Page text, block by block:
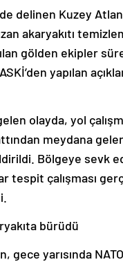
delinen Kuzey
akaryakıtı
gölden ekipler
yapılan
olayda, yol
meydana
Bölgeye sevk
tespit çalışması
bürüdü
yarısında